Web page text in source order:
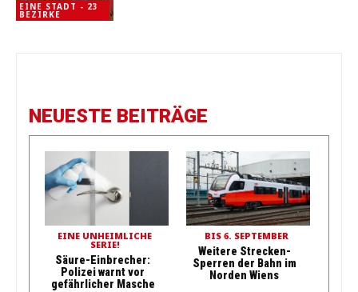
EINE STADT - 23
BEZIRKE
NEUESTE BEITRÄGE
EINE UNHEIMLICHE
SERIE!
Säure-Einbrecher:
Polizei warnt vor
gefährlicher Masche
BIS 6. SEPTEMBER
Weitere Strecken-
Sperren der Bahn im
Norden Wiens